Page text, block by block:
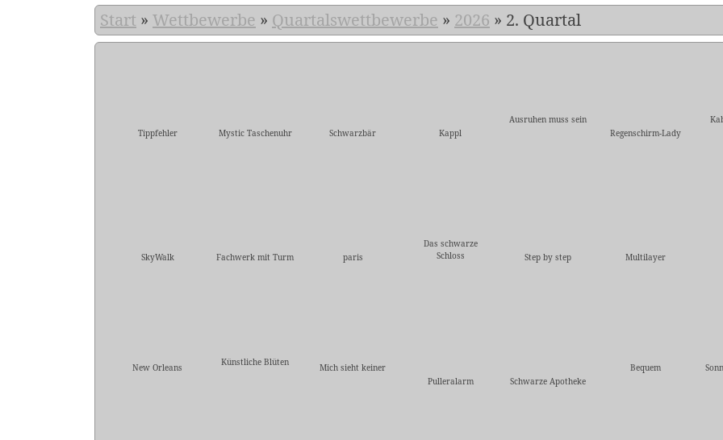
Start » Wettbewerbe » Quartalswettbewerbe » 2026 » 2. Quartal
Tippfehler Mystic Taschenuhr Schwarzbär Kappl
Ausruhen muss sein
Regenschirm-Lady
SkyWalk Fachwerk mit Turm paris
Das schwarze
Schloss
Step by step Multilayer
New Orleans Künstliche Blüten
Mich sieht keiner
Pulleralarm
Schwarze Apotheke
Bequem